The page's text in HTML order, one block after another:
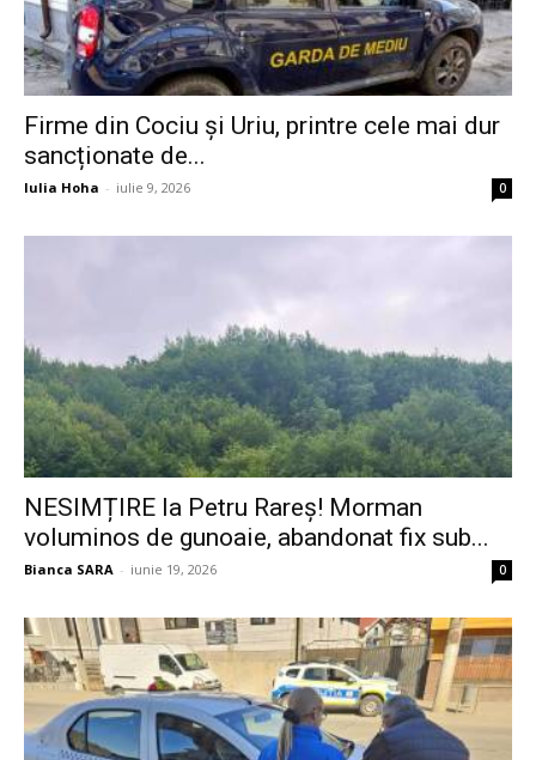
Firme din Cociu și Uriu, printre cele mai dur
sancționate de...
Iulia Hoha - iulie 9, 2026 0
NESIMȚIRE la Petru Rareș! Morman
voluminos de gunoaie, abandonat fix sub...
Bianca SARA - iunie 19, 2026 0